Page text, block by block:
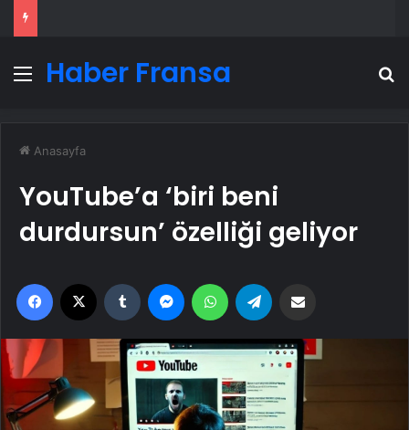
Menü
Haber Fransa
Anasayfa
YouTube’a ‘biri beni
durdursun’ özelliği geliyor
Facebook Tumblr MessengerWhatsApp